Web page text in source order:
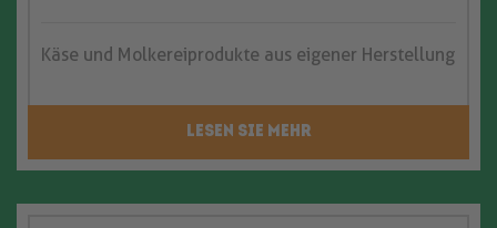
Käse und Molkereiprodukte aus eigener Herstellung
LESEN SIE MEHR